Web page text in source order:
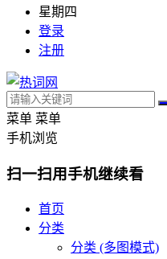
星期四
登录
注册
菜单 菜单
手机浏览
扫一扫用手机继续看
首页
分类
分类 (多图模式)